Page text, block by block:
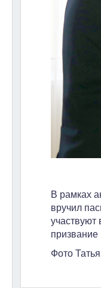
В рамках
вручил
участвуют
призвание
Фото